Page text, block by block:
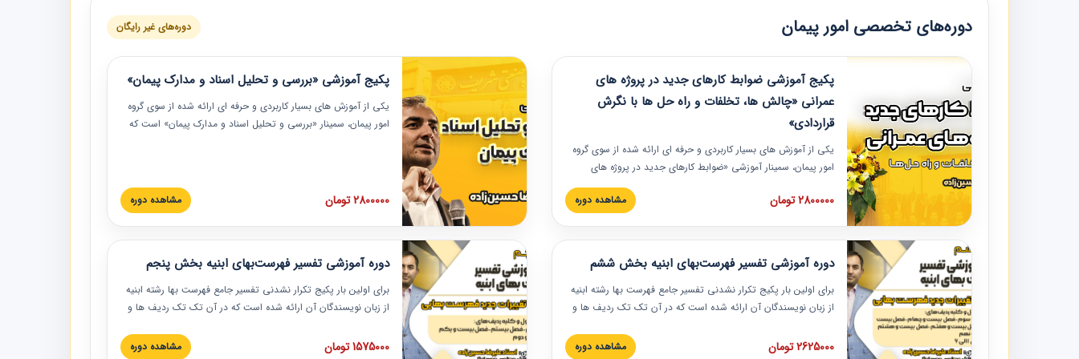
دوره‌های تخصصی امور پیمان دوره‌های غیر رایگان
پکیج آموزشی ضوابط کارهای جدید در پروژه های
عمرانی «چالش ها، تخلفات و راه حل ها با نگرش
قراردادی»
یکی از آموزش‏‏‏‏‏‏ های بسیار کاربردی و حرفه‏ ای ارائه شده از سوی گروه
امور پیمان، سمینار آموزشی «ضوابط کارهای جدید در پروژه های
عمرانی» چالش ها، تخلفات و راه حل ها با نگرش قراردادی است که
در محل سندیکای شرکت های ساختمانی کشور ارائه شد. در این
به همراه تجربیات عملی ارائه شده است.
2800000 تومان مشاهده دوره
پکیج آموزشی «بررسی و تحلیل اسناد و مدارک پیمان»
یکی از آموزش‏‏‏‏‏‏ های بسیار کاربردی و حرفه‏ ای ارائه شده از سوی گروه
امور پیمان، سمینار «بررسی و تحلیل اسناد و مدارک پیمان» است که
عملی در این خصوص ارائه شده است.
2800000 تومان مشاهده دوره
دوره آموزشی تفسیر فهرست‌بهای ابنیه بخش ششم
برای اولین بار پکیج تکرار نشدنی تفسیر جامع فهرست بها رشته ابنیه
از زبان نویسندگان آن ارائه شده است که در آن تک تک ردیف ها و
تصویری بوده و به همراه تصاویر عملیات اجرایی مرتبط با ردیف های
2625000 تومان مشاهده دوره
دوره آموزشی تفسیر فهرست‌بهای ابنیه بخش پنجم
برای اولین بار پکیج تکرار نشدنی تفسیر جامع فهرست بها رشته ابنیه
از زبان نویسندگان آن ارائه شده است که در آن تک تک ردیف ها و
تصویری بوده و به همراه تصاویر عملیات اجرایی مرتبط با ردیف های
1575000 تومان مشاهده دوره